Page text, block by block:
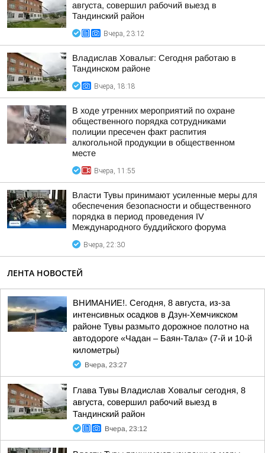
августа, совершил рабочий выезд в
Тандинский район
Вчера, 23:12
Владислав Ховалыг: Сегодня работаю в
Тандинском районе
Вчера, 18:18
В ходе утренних мероприятий по охране
общественного порядка сотрудниками
полиции пресечен факт распития
алкогольной продукции в общественном
месте
Вчера, 11:55
Власти Тувы принимают усиленные меры для
обеспечения безопасности и общественного
порядка в период проведения IV
Международного буддийского форума
Вчера, 22:30
ЛЕНТА НОВОСТЕЙ
ВНИМАНИЕ!. Сегодня, 8 августа, из-за
интенсивных осадков в Дзун-Хемчикском
районе Тувы размыто дорожное полотно на
автодороге «Чадан – Баян-Тала» (7-й и 10-й
километры)
Вчера, 23:27
Глава Тувы Владислав Ховалыг сегодня, 8
августа, совершил рабочий выезд в
Тандинский район
Вчера, 23:12